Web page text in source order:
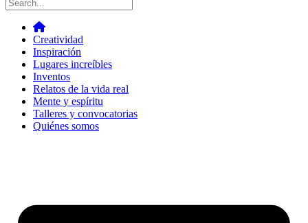
Creatividad
Inspiración
Lugares increíbles
Inventos
Relatos de la vida real
Mente y espíritu
Talleres y convocatorias
Quiénes somos